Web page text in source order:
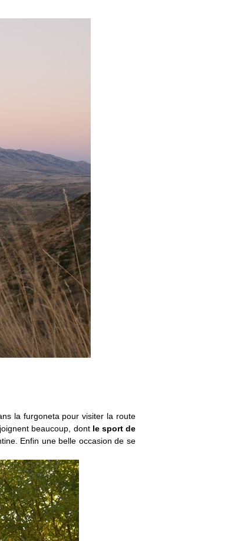
la furgoneta pour visiter la route
beaucoup, dont le sport de
Enfin une belle occasion de se